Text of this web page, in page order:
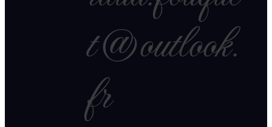
t@outlook.
fr